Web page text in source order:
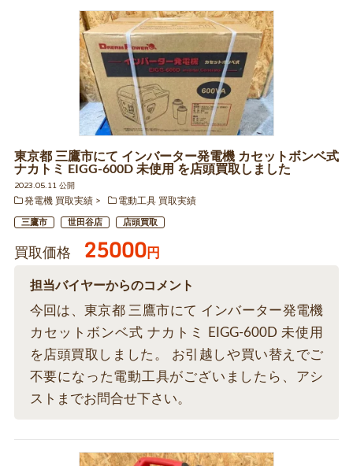
東京都 三鷹市にて インバーター発電機 カセットボンベ式
ナカトミ EIGG-600D 未使用 を店頭買取しました
2023.05.11 公開
発電機 買取実績
電動工具 買取実績
三鷹市 世田谷店 店頭買取
買取価格 25000円
担当バイヤーからのコメント
今回は、東京都 三鷹市にて インバーター発電機
カセットボンベ式 ナカトミ EIGG-600D 未使用
を店頭買取しました。 お引越しや買い替えでご
不要になった電動工具がございましたら、アシ
ストまでお問合せ下さい。